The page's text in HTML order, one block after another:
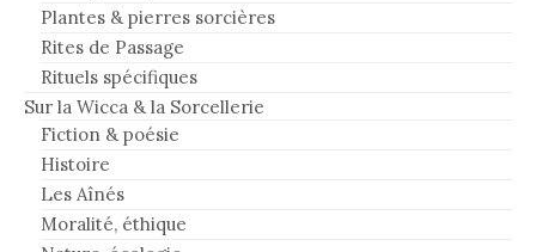
Plantes & pierres sorcières
Rites de Passage
Rituels spécifiques
Sur la Wicca & la Sorcellerie
Fiction & poésie
Histoire
Les Aînés
Moralité, éthique